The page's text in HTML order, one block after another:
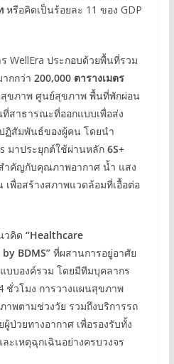
หรือคิดเป็นร้อยละ 11 ของ GDP
WellEra ประกอบด้วยพื้นที่รวม
กกว่า 200,000 ตารางเมตร
ขภาพ ศูนย์สุขภาพ พื้นที่พักผ่อน
สาธารณะที่ออกแบบเพื่อส่ง
ฏิสัมพันธ์ของผู้คน โดยนำ
มาประยุกต์ใช้ผ่านหลัก 6S+
ำคัญกับคุณภาพอากาศ น้ำ แสง
พื่อสร้างสภาพแวดล้อมที่เอื้อต่อ
วคิด “Healthcare
BDMS”ที่ผสานการอยู่อาศัย
บบองค์รวม โดยมีทีมบุคลากร
ชั่วโมง การวางแผนสุขภาพ
พตามช่วงวัย รวมถึงบริการรถ
ป่วยทางอากาศ เพื่อรองรับทั้ง
ะเหตุฉุกเฉินอย่างครบวงจร